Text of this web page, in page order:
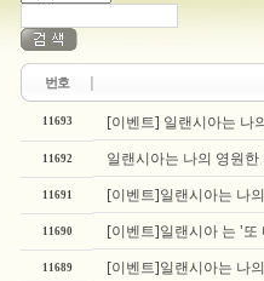
번호
11693 [이벤트] 일랜시아는 나
11692 일랜시아는 나의 영원
11691
11690 [이벤트]일랜시아 는 '또
11689